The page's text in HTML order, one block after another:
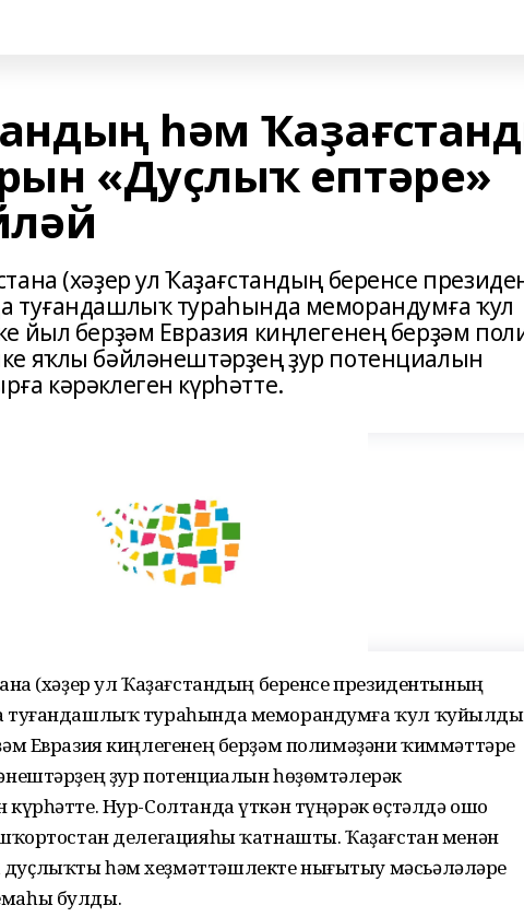
һәм
«Дуҫлыҡ ептәре»
(хәҙер ул Ҡаҙағстандың беренсе
туғандашлыҡ тураһында меморандумға ҡул
йыл берҙәм Евразия киңлегенең берҙәм
яҡлы бәйләнештәрҙең ҙур потенциалын
кәрәклеген күрһәтте.
(хәҙер ул Ҡаҙағстандың беренсе президентының
туғандашлыҡ тураһында меморандумға ҡул
Евразия киңлегенең берҙәм полимәҙәни ҡиммәттәре
ҙур потенциалын һөҙөмтәлерәк
күрһәтте. Нур-Солтанда үткән түңәрәк өҫтәлдә ошо
делегацияһы ҡатнашты. Ҡаҙағстан менән
һәм хеҙмәттәшлекте нығытыу мәсьәләләре
булды.